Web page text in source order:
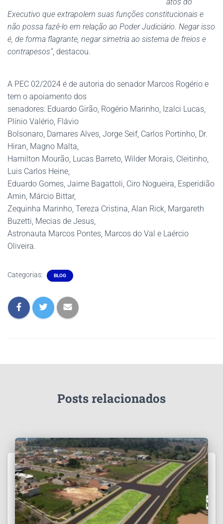
Executivo que extrapolem suas funções constitucionais e
não possa fazê-lo em relação ao Poder Judiciário. Negar isso
é, de forma flagrante, negar simetria ao sistema de freios e
contrapesos”, destacou.
A PEC 02/2024 é de autoria do senador Marcos Rogério e
tem o apoiamento dos
senadores: Eduardo Girão, Rogério Marinho, Izalci Lucas,
Plínio Valério, Flávio
Bolsonaro, Damares Alves, Jorge Seif, Carlos Portinho, Dr.
Hiran, Magno Malta,
Hamilton Mourão, Lucas Barreto, Wilder Morais, Cleitinho,
Luis Carlos Heine,
Eduardo Gomes, Jaime Bagattoli, Ciro Nogueira, Esperidião
Amin, Márcio Bittar,
Zequinha Marinho, Tereza Cristina, Alan Rick, Margareth
Buzetti, Mecias de Jesus,
Astronauta Marcos Pontes, Marcos do Val e Laércio
Oliveira.
Categorias: BLOG
Posts relacionados